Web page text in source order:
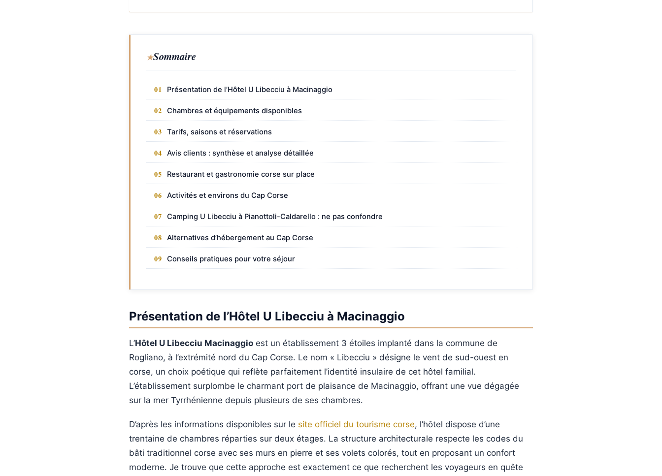
Sommaire
Présentation de l’Hôtel U Libecciu à Macinaggio
Chambres et équipements disponibles
Tarifs, saisons et réservations
Avis clients : synthèse et analyse détaillée
Restaurant et gastronomie corse sur place
Activités et environs du Cap Corse
Camping U Libecciu à Pianottoli-Caldarello : ne pas confondre
Alternatives d’hébergement au Cap Corse
Conseils pratiques pour votre séjour
Présentation de l’Hôtel U Libecciu à Macinaggio
L’Hôtel U Libecciu Macinaggio est un établissement 3 étoiles implanté dans la commune de
Rogliano, à l’extrémité nord du Cap Corse. Le nom « Libecciu » désigne le vent de sud-ouest en
corse, un choix poétique qui reflète parfaitement l’identité insulaire de cet hôtel familial.
L’établissement surplombe le charmant port de plaisance de Macinaggio, offrant une vue dégagée
sur la mer Tyrrhénienne depuis plusieurs de ses chambres.
D’après les informations disponibles sur le site officiel du tourisme corse, l’hôtel dispose d’une
trentaine de chambres réparties sur deux étages. La structure architecturale respecte les codes du
bâti traditionnel corse avec ses murs en pierre et ses volets colorés, tout en proposant un confort
moderne. Je trouve que cette approche est exactement ce que recherchent les voyageurs en quête